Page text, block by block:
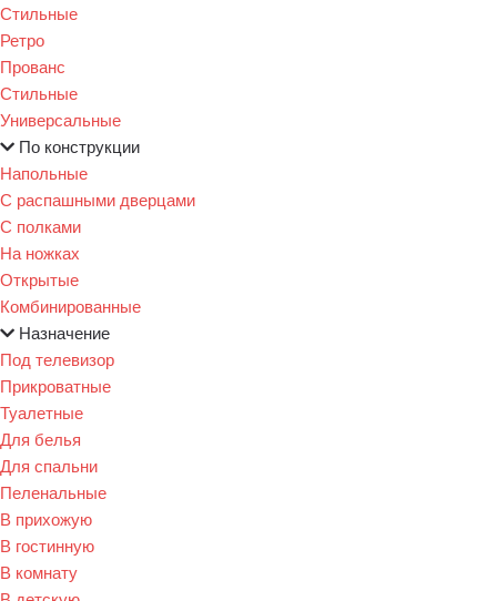
Стильные
Ретро
Прованс
Стильные
Универсальные
По конструкции
Напольные
С распашными дверцами
С полками
На ножках
Открытые
Комбинированные
Назначение
Под телевизор
Прикроватные
Туалетные
Для белья
Для спальни
Пеленальные
В прихожую
В гостинную
В комнату